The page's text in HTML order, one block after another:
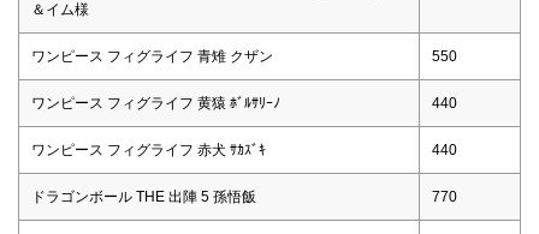
＆イム様
ワンピース フィグライフ 青雉 クザン 550
ワンピース フィグライフ 黄猿 ﾎﾞﾙｻﾘｰﾉ 440
ワンピース フィグライフ 赤犬 ｻｶｽﾞｷ 440
ドラゴンボール THE 出陣 5 孫悟飯 770